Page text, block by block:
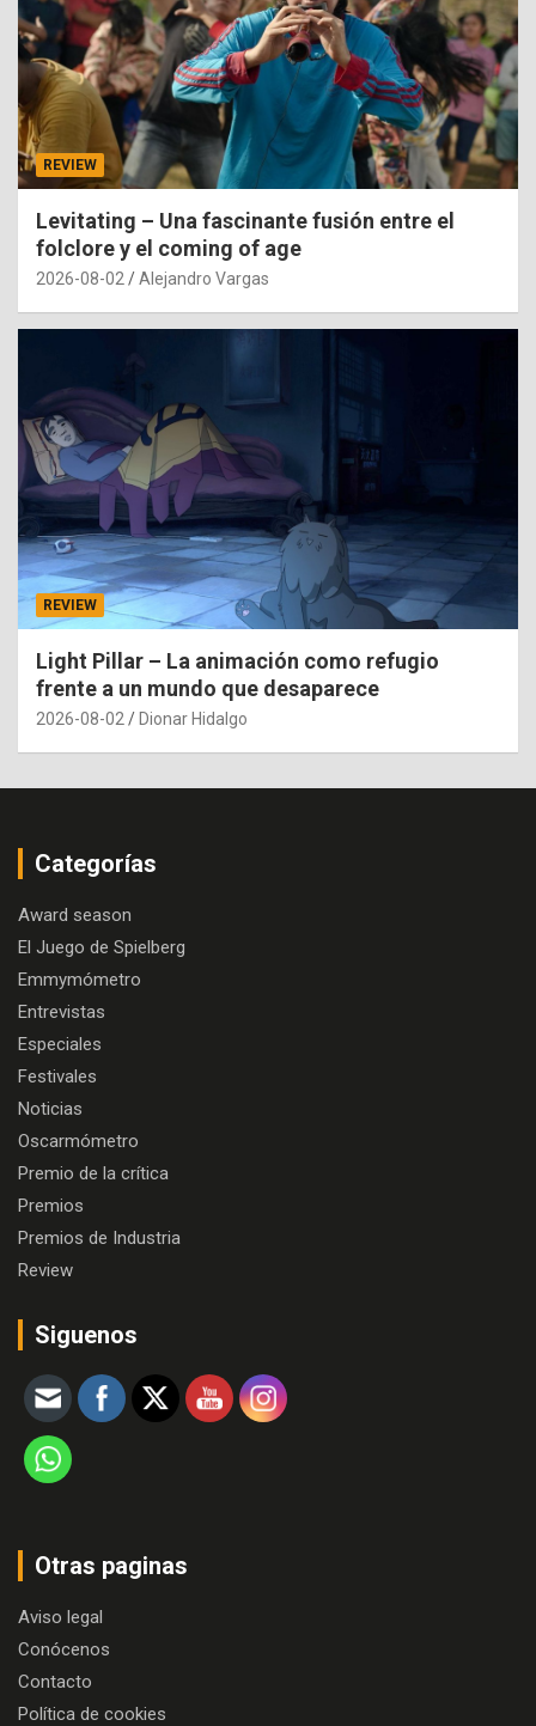
REVIEW
Levitating – Una fascinante fusión entre el
folclore y el coming of age
2026-08-02 Alejandro Vargas
REVIEW
Light Pillar – La animación como refugio
frente a un mundo que desaparece
2026-08-02 Dionar Hidalgo
Categorías
Award season
El Juego de Spielberg
Emmymómetro
Entrevistas
Especiales
Festivales
Noticias
Oscarmómetro
Premio de la crítica
Premios
Premios de Industria
Review
Siguenos
Otras paginas
Aviso legal
Conócenos
Contacto
Política de cookies